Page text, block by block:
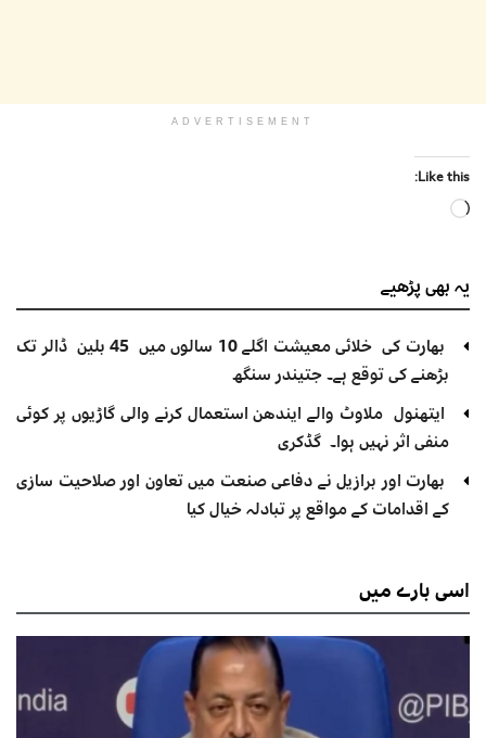
ADVERTISEMENT
Like this:
Loading…
یہ بھیپڑھیے
بھارت کی خلائی معیشت اگلے 10 سالوں میں 45 بلین ڈالر تک
بڑھنے کی توقع ہے۔ جتیندر سنگھ
ایتھنول ملاوٹ والے ایندھن استعمال کرنے والی گاڑیوں پر کوئی
منفی اثر نہیں ہوا۔ گڈکری
بھارت اور برازیل نے دفاعی صنعت میں تعاون اور صلاحیت سازی
کے اقدامات کے مواقع پر تبادلہ خیال کیا
اسیبارے میں